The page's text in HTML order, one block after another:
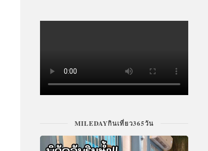
MILEDAYกินเที่ยว365วัน